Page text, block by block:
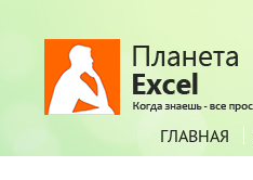
ГЛАВНАЯ